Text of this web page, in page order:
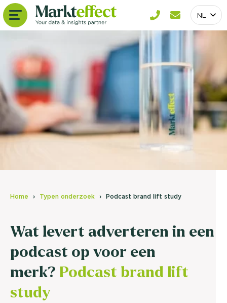
NL
Home Typen onderzoek Podcast brand lift study
Wat levert adverteren in een
podcast op voor een
merk? Podcast brand lift
study